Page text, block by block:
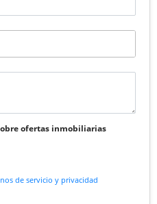
ofertas inmobiliarias
de servicio y privacidad